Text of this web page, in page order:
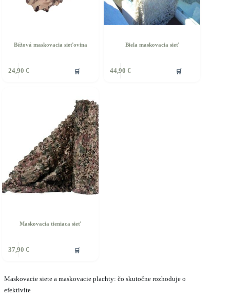
Béžová maskovacia sieťovina
24,90 € 🛒
Biela maskovacia sieť
44,90 € 🛒
Maskovacia tieniaca sieť
37,90 € 🛒
Maskovacie siete a maskovacie plachty: čo skutočne rozhoduje o
efektivite